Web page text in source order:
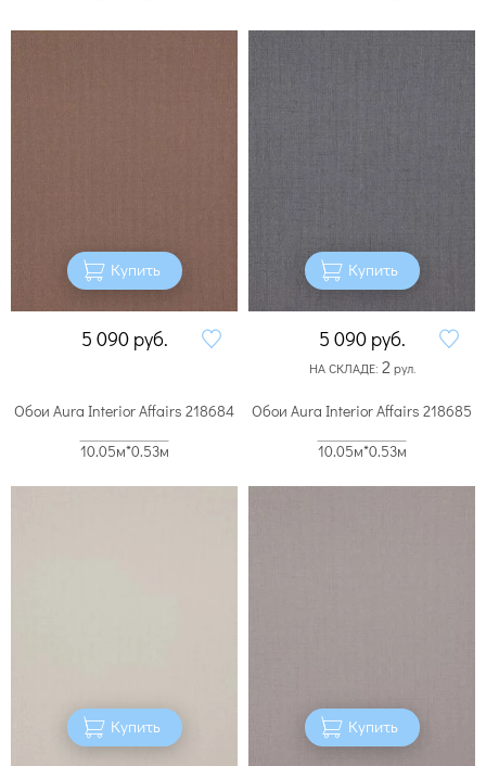
Купить
5 090 руб.
Купить
5 090 руб.
НА СКЛАДЕ: 2рул.
Обои Aura Interior Affairs 218684
10.05м*0.53м
Купить
Обои Aura Interior Affairs 218685
10.05м*0.53м
Купить